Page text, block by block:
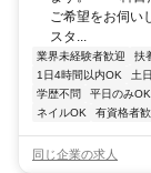
ご希望をお伺い
スタ...
業界未経験者歓迎 扶
1日4時間以内OK
土
学歴不問
平日のみOK
ネイルOK
有資格者
同じ企業の求人